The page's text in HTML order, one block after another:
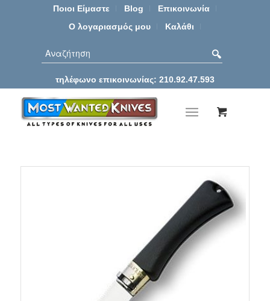
Ποιοι Είμαστε Blog
Επικοινωνία
Ο λογαριασμός μου
Καλάθι
τηλέφωνο επικοινωνίας: 210.92.47.593